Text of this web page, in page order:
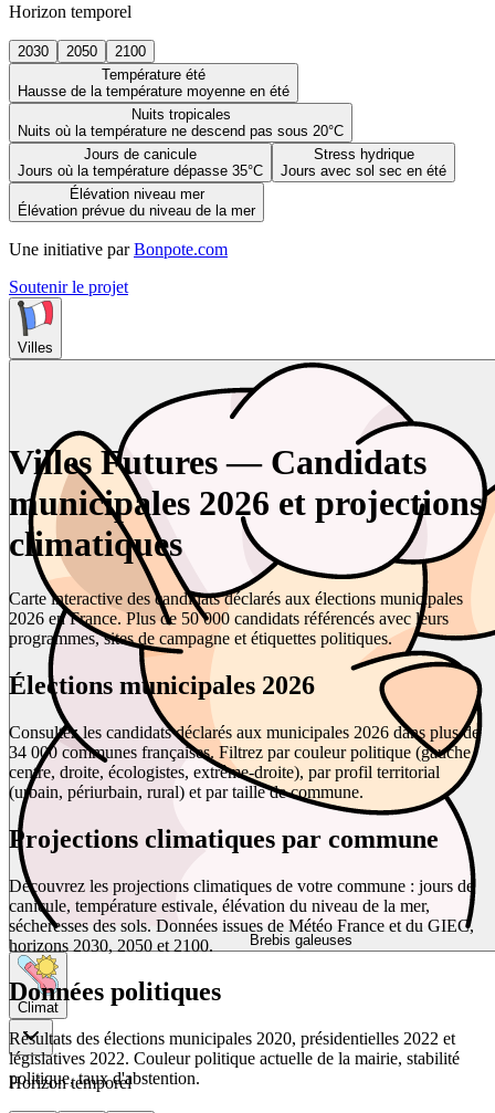
Horizon temporel
2030 2050
2100
Température été
Hausse de la température moyenne en été
Nuits tropicales
Nuits où la température ne descend pas sous 20°C
Jours de canicule
Jours où la température dépasse 35°C
Stress hydrique
Jours avec sol sec en été
Élévation niveau mer
Élévation prévue du niveau de la mer
Une initiative par Bonpote.com
Soutenir le projet
Villes
Brebis galeuses
Climat
Horizon temporel
Villes Futures — Candidats
municipales 2026 et projections
climatiques
Carte interactive des candidats déclarés aux élections municipales
2026 en France. Plus de 50 000 candidats référencés avec leurs
programmes, sites de campagne et étiquettes politiques.
Élections municipales 2026
Consultez les candidats déclarés aux municipales 2026 dans plus de
34 000 communes françaises. Filtrez par couleur politique (gauche,
centre, droite, écologistes, extrême-droite), par profil territorial
(urbain, périurbain, rural) et par taille de commune.
Projections climatiques par commune
Découvrez les projections climatiques de votre commune : jours de
canicule, température estivale, élévation du niveau de la mer,
sécheresses des sols. Données issues de Météo France et du GIEC,
horizons 2030, 2050 et 2100.
Données politiques
Résultats des élections municipales 2020, présidentielles 2022 et
législatives 2022. Couleur politique actuelle de la mairie, stabilité
politique, taux d'abstention.